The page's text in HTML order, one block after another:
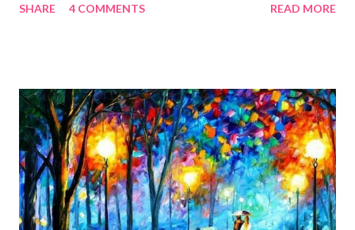
sehingga hasilnya bisa dilihat. Peran alat dan bahan sangat
memiliki spesifikasi berbeda sesuai jenisnya. Berikut peralatan
menggambar bentuk: 1. Kertas Gambar Kegiatan menggambar
membutuhkan kertas yang baik agar proses pembuatan gambar lebih
nyaman dan maksimal. Bahan kertas yang baik salah satu syaratnya
adalah tidak mudah sobek, mengingat menggambar merupakan
proses menggores dan menghapus. Kertas adalah bahan yang paling
SHARE 4 COMMENTS READ MORE